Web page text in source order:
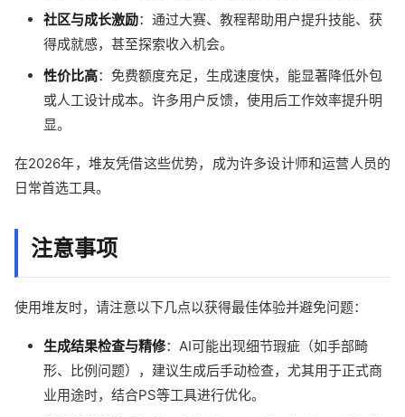
社区与成长激励：通过大赛、教程帮助用户提升技能、获
得成就感，甚至探索收入机会。
性价比高：免费额度充足，生成速度快，能显著降低外包
或人工设计成本。许多用户反馈，使用后工作效率提升明
显。
在2026年，堆友凭借这些优势，成为许多设计师和运营人员的
日常首选工具。
注意事项
使用堆友时，请注意以下几点以获得最佳体验并避免问题：
生成结果检查与精修：AI可能出现细节瑕疵（如手部畸
形、比例问题），建议生成后手动检查，尤其用于正式商
业用途时，结合PS等工具进行优化。